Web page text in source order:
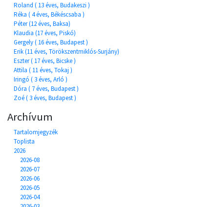
Roland ( 13 éves, Budakeszi )
Réka ( 4 éves, Békéscsaba )
Péter (12 éves, Baksa)
Klaudia (17 éves, Piskó)
Gergely ( 16 éves, Budapest )
Erik (11 éves, Törökszentmiklós-Surjány)
Eszter ( 17 éves, Bicske )
Attila ( 11 éves, Tokaj )
Iringó ( 3 éves, Arló )
Dóra ( 7 éves, Budapest )
Zoé ( 3 éves, Budapest )
Archívum
Tartalomjegyzék
Toplista
2026
2026-08
2026-07
2026-06
2026-05
2026-04